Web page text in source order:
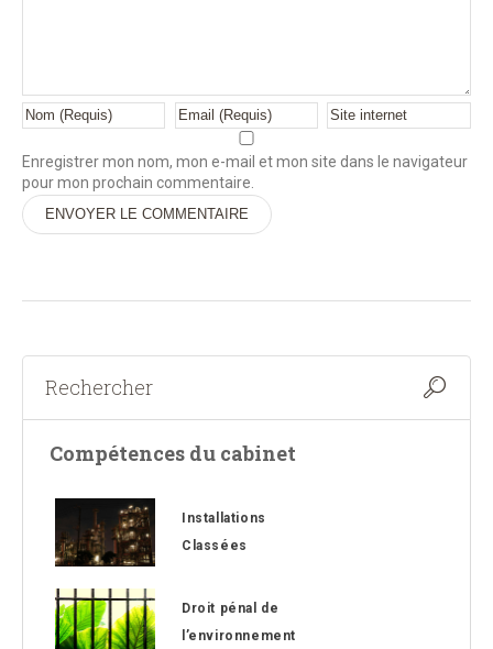
Enregistrer mon nom, mon e-mail et mon site dans le navigateur
pour mon prochain commentaire.
Compétences du cabinet
Installations
Classées
Droit pénal de
l’environnement